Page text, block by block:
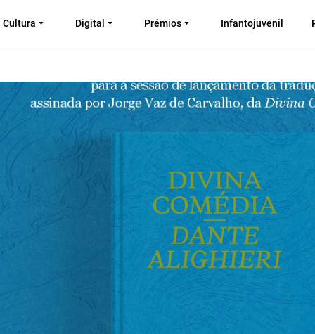
Cultura Digital Prémios Infantojuvenil